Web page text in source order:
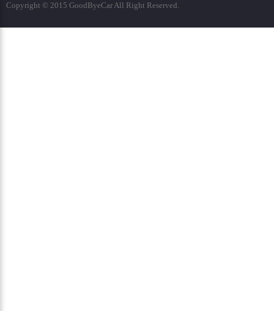
Copyright © 2015 GoodByeCar All Right Reserved.